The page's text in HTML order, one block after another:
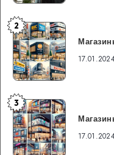
и
преимущества
банковской
системы
Магазины
электроники
в
Японии
2
Магазины
электроники
в
Южной
3